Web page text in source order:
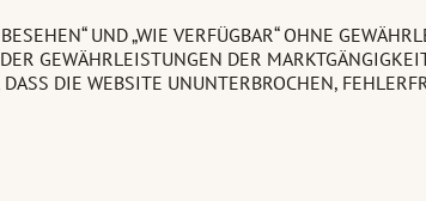
UND „WIE VERFÜGBAR“ OHNE
GEWÄHRLEISTUNGEN DER
DIE WEBSITE UNUNTERBROCHEN,